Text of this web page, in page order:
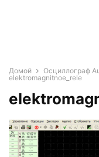
Домой
Осциллограф
elektromagnitnoe_rele